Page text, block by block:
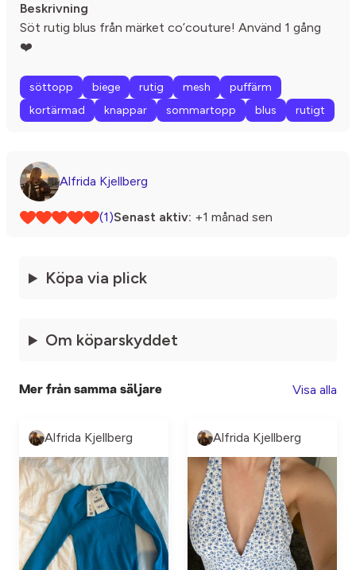
Beskrivning
Söt rutig blus från märket co’couture! Använd 1 gång
❤️
söttopp biege rutig mesh
puffärm
kortärmad
knappar sommartopp blus rutigt
Alfrida Kjellberg
(1)Senast aktiv: +1 månad sen
Köpa via plick
Om köparskyddet
Mer från samma säljare Visa alla
Alfrida Kjellberg Alfrida Kjellberg